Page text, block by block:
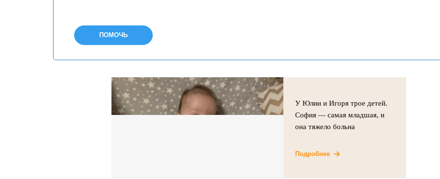
ПОМОЧЬ
У Юлии и Игоря трое детей.
София — самая младшая, и
она тяжело больна
Подробнее